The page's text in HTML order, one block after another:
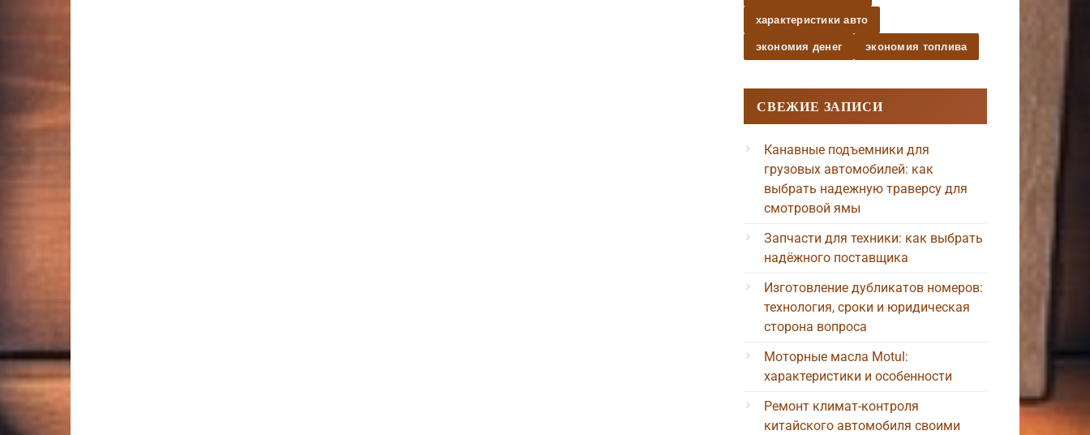
характеристики авто
экономия денег экономия топлива
СВЕЖИЕ ЗАПИСИ
Канавные подъемники для
грузовых автомобилей: как
выбрать надежную траверсу для
смотровой ямы
Запчасти для техники: как выбрать
надёжного поставщика
Изготовление дубликатов номеров:
технология, сроки и юридическая
сторона вопроса
Моторные масла Motul:
характеристики и особенности
Ремонт климат-контроля
китайского автомобиля своими